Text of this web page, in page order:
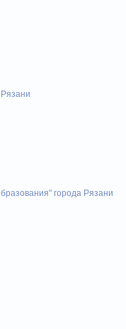
города Рязани